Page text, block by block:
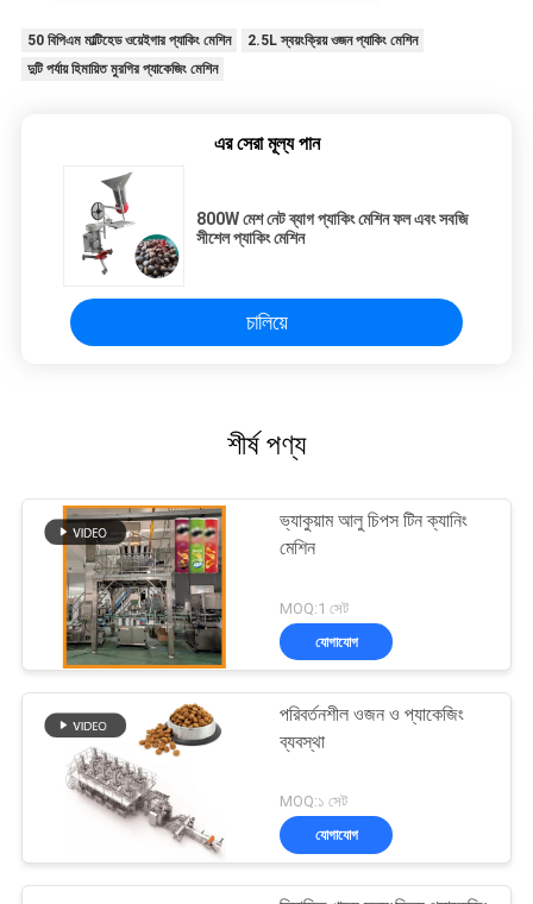
50 বিপিএম মাল্টিহেড ওয়েইগার প্যাকিং মেশিন
2.5L স্বয়ংক্রিয় ওজন প্যাকিং মেশিন
দুটি পর্যায় হিমায়িত মুরগির প্যাকেজিং মেশিন
এর সেরা মূল্য পান
800W মেশ নেট ব্যাগ প্যাকিং মেশিন ফল এবং সবজি
সীশেল প্যাকিং মেশিন
চালিয়ে
শীর্ষ পণ্য
ভ্যাকুয়াম আলু চিপস টিন ক্যানিং
মেশিন
MOQ:1 সেট
যোগাযোগ
পরিবর্তনশীল ওজন ও প্যাকেজিং
ব্যবস্থা
MOQ:১ সেট
যোগাযোগ